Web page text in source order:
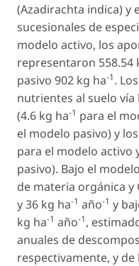
(Azadirachta indica) y
sucesionales de
modelo activo, los
representaron 558.54
pasivo 902 kg ha-1.
nutrientes al suelo
(4.6 kg ha-1 para el
el modelo pasivo) y
para el modelo activo
pasivo). Bajo el
de materia orgánica y
y 36 kg ha-1 año-1 y
kg ha-1 año-1,
anuales de
respectivamente, y